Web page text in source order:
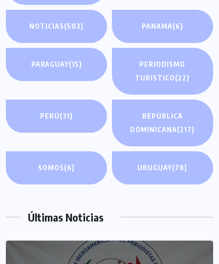
NOTICIAS(503) PANAMA(6)
PARAGUAY(15)
PERIODISMO
TURISTICO(22)
PERÚ(31)
REPÚBLICA
DOMINICANA(217)
SOMOS(6) URUGUAY(78)
Últimas Noticias